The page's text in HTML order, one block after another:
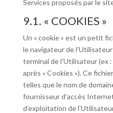
Services proposés par le
9.1. « COOKIES »
Un « cookie » est un petit
le navigateur de
terminal de l’Utilisateur (ex
après « Cookies »). Ce
telles que le nom de
fournisseur d’accès
d’exploitation de